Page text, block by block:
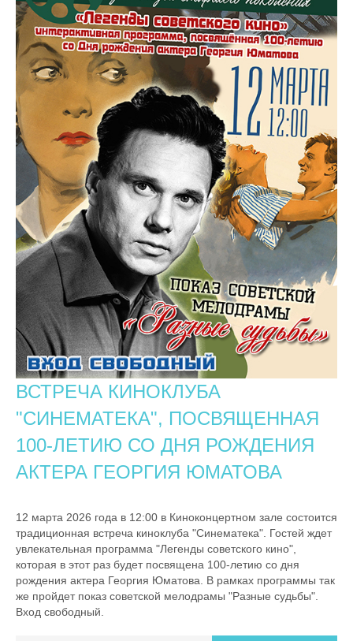
ВСТРЕЧА КИНОКЛУБА
"СИНЕМАТЕКА", ПОСВЯЩЕННАЯ
100-ЛЕТИЮ СО ДНЯ РОЖДЕНИЯ
АКТЕРА ГЕОРГИЯ ЮМАТОВА
12 марта 2026 года в 12:00 в Киноконцертном зале состоится
традиционная встреча киноклуба "Синематека". Гостей ждет
увлекательная программа "Легенды советского кино",
которая в этот раз будет посвящена 100-летию со дня
рождения актера Георгия Юматова. В рамках программы так
же пройдет показ советской мелодрамы "Разные судьбы".
Вход свободный.